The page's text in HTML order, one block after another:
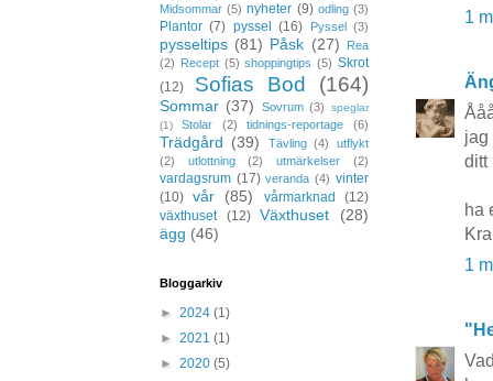
1
jag
ditt
ha
1
Midsommar (5) nyheter (9) odling (3)
Plantor (7) pyssel (16) Pyssel (3)
pysseltips (81) Påsk (27)
Rea
(2) Recept (5) shoppingtips (5) Skrot
(12)
Sofias Bod (164)
Sommar (37) Sovrum (3)
speglar
(1)
Stolar (2) tidnings-reportage (6)
Trädgård (39) Tävling (4)
utflykt
(2)
utlottning (2) utmärkelser (2)
vardagsrum (17) veranda (4) vinter
(10) vår (85) vårmarknad
(12)
växthuset
(12) Växthuset
(28)
ägg (46)
Bloggarkiv
► 2024 (1)
► 2021 (1)
► 2020 (5)